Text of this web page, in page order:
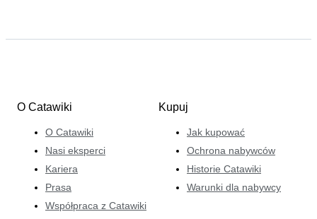
O Catawiki
O Catawiki
Nasi eksperci
Kariera
Prasa
Współpraca z Catawiki
Kupuj
Jak kupować
Ochrona nabywców
Historie Catawiki
Warunki dla nabywcy